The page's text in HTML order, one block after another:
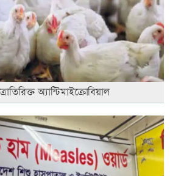
অ্যান্টিমাইক্রোবিয়াল